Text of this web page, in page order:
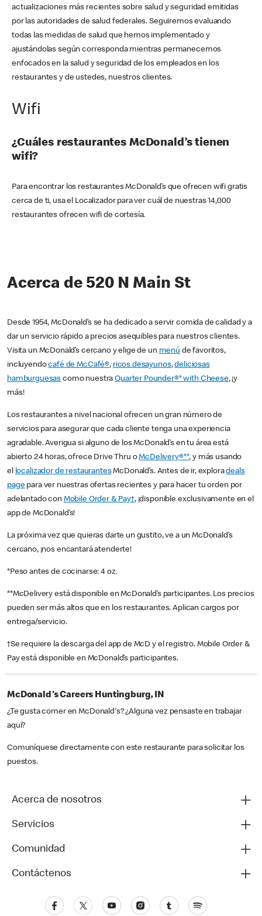
actualizaciones más recientes sobre salud y seguridad emitidas
por las autoridades de salud federales. Seguiremos evaluando
todas las medidas de salud que hemos implementado y
ajustándolas según corresponda mientras permanecemos
enfocados en la salud y seguridad de los empleados en los
restaurantes y de ustedes, nuestros clientes.
Wifi
¿Cuáles restaurantes McDonald’s tienen
wifi?
Para encontrar los restaurantes McDonald’s que ofrecen wifi gratis
cerca de ti, usa el Localizador para ver cuál de nuestras 14,000
restaurantes ofrecen wifi de cortesía.
Acerca de 520 N Main St
Desde 1954, McDonald’s se ha dedicado a servir comida de calidad y a
dar un servicio rápido a precios asequibles para nuestros clientes.
Visita un McDonald’s cercano y elige de un menú de favoritos,
incluyendocafé de McCafé®, ricos desayunos,deliciosas
hamburguesas como nuestraQuarter Pounder®* with Cheese, ¡y
más!
Los restaurantes a nivel nacional ofrecen un gran número de
servicios para asegurar que cada cliente tenga una experiencia
agradable. Averigua si alguno de los McDonald’s en tu área está
abierto 24 horas, ofrece Drive Thru oMcDelivery®**, y más usando
el localizador de restaurantesMcDonald’s. Antes de ir, exploradeals
pagepara ver nuestras ofertas recientes y para hacer tu orden por
adelantado con Mobile Order & Pay†, ¡disponible exclusivamente en el
app de McDonald’s!
La próxima vez que quieras darte un gustito, ve a un McDonald’s
cercano, ¡nos encantará atenderte!
*Peso antes de cocinarse: 4 oz.
**McDelivery está disponible en McDonald’s participantes. Los precios
pueden ser más altos que en los restaurantes. Aplican cargos por
entrega/servicio.
†Se requiere la descarga del app de McD y el registro. Mobile Order &
Pay está disponible en McDonald’s participantes.
McDonald's Careers Huntingburg, IN
¿Te gusta comer en McDonald's? ¿Alguna vez pensaste en trabajar
aquí?
Comuníquese directamente con este restaurante para solicitar los
puestos.
Acerca de nosotros
Servicios
Comunidad
Contáctenos